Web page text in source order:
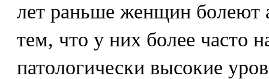
лет раньше женщин болеют
тем, что у них более часто
патологически высокие